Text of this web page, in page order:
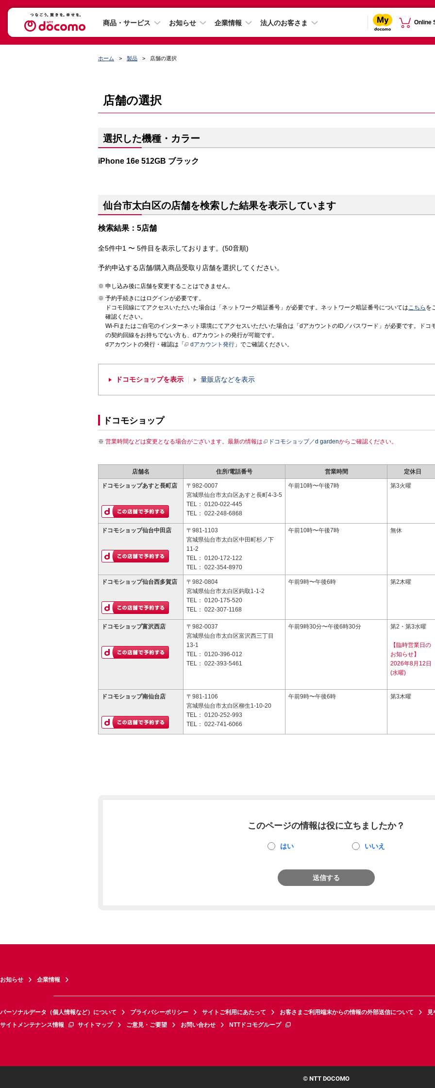
商品・サービス お知らせ 企業情報 法人のお客さま Online
ホーム 製品 店舗の選択
店舗の選択
選択した機種・カラー
iPhone 16e 512GB ブラック
仙台市太白区の店舗を検索した結果を表示しています
検索結果：5店舗
全5件中1 〜 5件目を表示しております。(50音順)
予約申込する店舗/購入商品受取り店舗を選択してください。
申し込み後に店舗を変更することはできません。
予約手続きにはログインが必要です。
ドコモ回線にてアクセスいただいた場合は「ネットワーク暗証番号」が必要です。ネットワーク暗証番号についてはこちら を
確認ください。
Wi-Fiまたはご自宅のインターネット環境にてアクセスいただいた場合は「dアカウントのID／パスワード」が必要です。ドコ
の契約回線をお持ちでない方も、dアカウントの発行が可能です。
dアカウントの発行・確認は「
dアカウント発行 」でご確認ください。
ドコモショップを表示 量販店などを表示
ドコモショップ
営業時間などは変更となる場合がございます。最新の情報は ドコモショップ／d gardenからご確認ください。
店舗名 住所/電話番号 営業時間 定休日
ドコモショップあすと長町店
〒982-0007
宮城県仙台市太白区あすと長町4-3-5
TEL： 0120-022-445
TEL： 022-248-6868
午前10時〜午後7時 第3火曜
ドコモショップ仙台中田店
〒981-1103
宮城県仙台市太白区中田町杉ノ下
11-2
TEL： 0120-172-122
TEL： 022-354-8970
午前10時〜午後7時 無休
ドコモショップ仙台西多賀店
〒982-0804
宮城県仙台市太白区鈎取1-1-2
TEL： 0120-175-520
TEL： 022-307-1168
午前9時〜午後6時 第2木曜
ドコモショップ富沢西店
〒982-0037
宮城県仙台市太白区富沢西三丁目
13-1
TEL： 0120-396-012
TEL： 022-393-5461
午前9時30分〜午後6時30分 第2・第3水曜
【臨時営業日の
お知らせ】
2026年8月12日
(水曜)
ドコモショップ南仙台店
〒981-1106
宮城県仙台市太白区柳生1-10-20
TEL： 0120-252-993
TEL： 022-741-6066
午前9時〜午後6時 第3木曜
このページの情報は役に立ちましたか？
はい いいえ
送信する
お知らせ 企業情報
パーソナルデータ（個人情報など）について プライバシーポリシー サイトご利用にあたって お客さまご利用端末からの情報の外部送信について
見
サイトメンテナンス情報
サイトマップ ご意見・ご要望 お問い合わせ NTTドコモグループ
© NTT DOCOMO